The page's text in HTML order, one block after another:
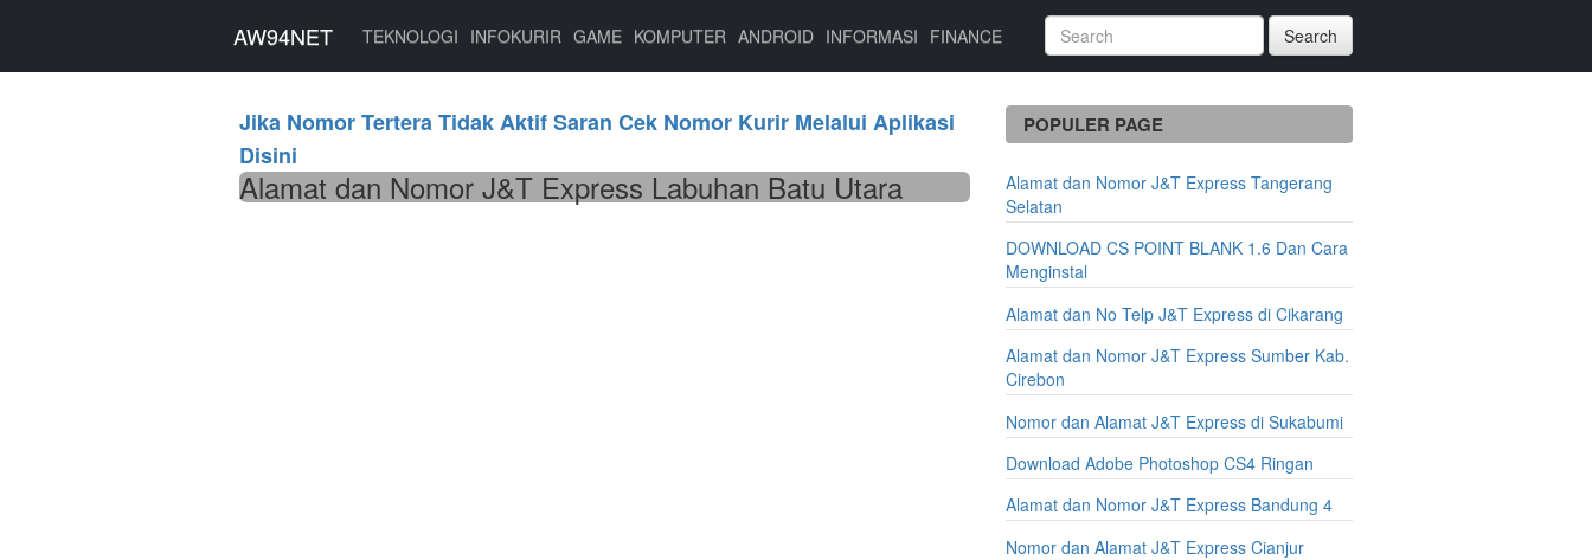
AW94NET TEKNOLOGI INFOKURIR GAME KOMPUTER ANDROID INFORMASI FINANCE Search
AW94NET
Jika Nomor Tertera Tidak Aktif Saran Cek Nomor Kurir Melalui Aplikasi
Disini
Alamat dan Nomor J&T Express Labuhan Batu Utara
POPULER PAGE
Alamat dan Nomor J&T Express Tangerang
Selatan
DOWNLOAD CS POINT BLANK 1.6 Dan Cara
Menginstal
Alamat dan No Telp J&T Express di Cikarang
Alamat dan Nomor J&T Express Sumber Kab.
Cirebon
Nomor dan Alamat J&T Express di Sukabumi
Download Adobe Photoshop CS4 Ringan
Alamat dan Nomor J&T Express Bandung 4
Nomor dan Alamat J&T Express Cianjur